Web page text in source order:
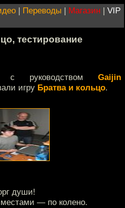
| Переводы | Магазин | VIP
тестирование
с руководством Gaijin
игру Братва и кольцо.
души!
— по колено.